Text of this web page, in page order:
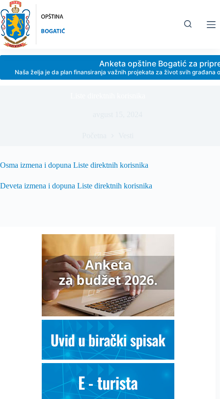
Skip
to
content
Anketa opštine Bogatić za
Naša želja je da plan finansiranja važnih projekata za život svih
Osma izmena i dopuna Liste direktnih korisnika
Deveta izmena i dopuna Liste direktnih korisnika